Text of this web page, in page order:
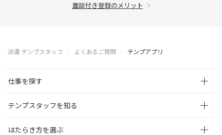
面談付き登録のメリット
派遣 テンプスタッフ よくあるご質問 テンプアプリ
仕事を探す
テンプスタッフを知る
はたらき方を選ぶ